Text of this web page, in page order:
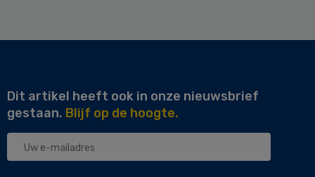
Dit artikel heeft ook in onze nieuwsbrief
gestaan. Blijf op de hoogte.
Uw